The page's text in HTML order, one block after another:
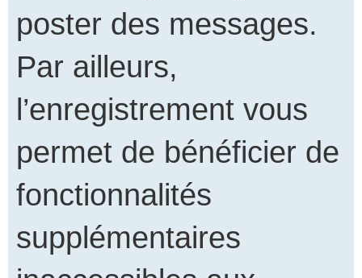
poster des messages.
Par ailleurs,
l’enregistrement vous
permet de bénéficier de
fonctionnalités
supplémentaires